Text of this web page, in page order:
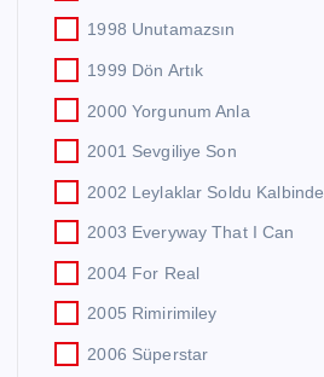
1998 Unutamazsın
1999 Dön Artık
2000 Yorgunum Anla
2001 Sevgiliye Son
2002 Leylaklar Soldu Kalbinde
2003 Everyway That I Can
2004 For Real
2005 Rimirimiley
2006 Süperstar